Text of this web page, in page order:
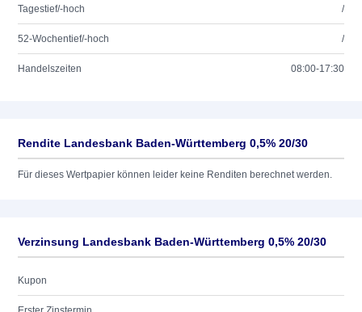
Tagestief/-hoch /
52-Wochentief/-hoch /
Handelszeiten 08:00-17:30
Rendite Landesbank Baden-Württemberg 0,5% 20/30
Für dieses Wertpapier können leider keine Renditen berechnet werden.
Verzinsung Landesbank Baden-Württemberg 0,5% 20/30
Kupon